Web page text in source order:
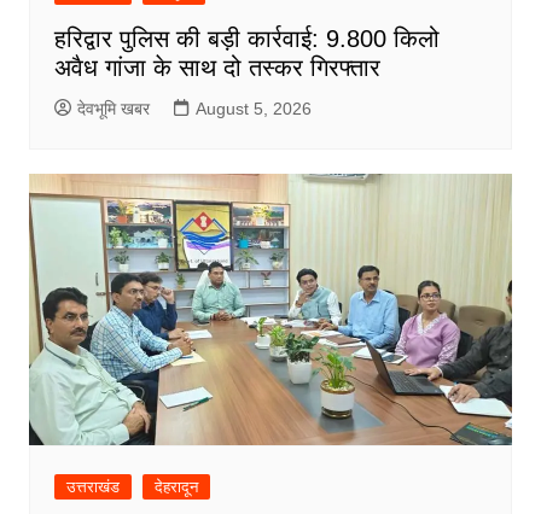
हरिद्वार पुलिस की बड़ी कार्रवाई: 9.800 किलो
अवैध गांजा के साथ दो तस्कर गिरफ्तार
देवभूमि खबर August 5, 2026
उत्तराखंड देहरादून